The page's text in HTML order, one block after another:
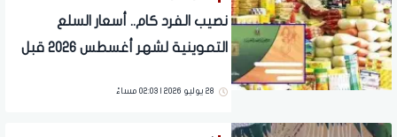
نصيب الفرد كام.. أسعار السلع
التموينية لشهر أغسطس 2026 قبل
28 يوليو 2026 | 02:03 مساءً